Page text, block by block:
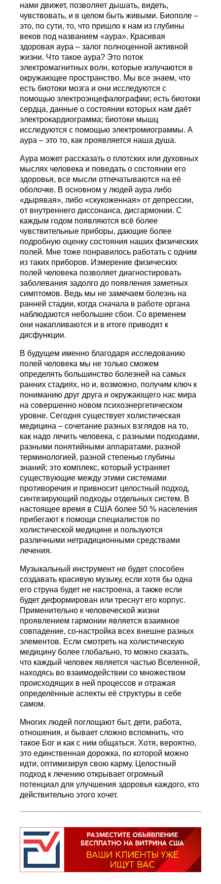
нами движет, позволяет дышать, видеть,
чувствовать, и в целом быть живыми. Биополе –
это, по сути, то, что пришло к нам из глубины
веков под названием «аура». Красивая
здоровая аура – залог полноценной активной
жизни. Что такое аура? Это поток
электромагнитных волн, которые излучаются в
окружающее пространство. Мы все знаем, что
есть биотоки мозга и они исследуются с
помощью электроэнцефалографии; есть биотоки
сердца, данные о состоянии которых нам даёт
электрокардиограмма; биотоки мышц
исследуются с помощью электромиограммы. А
аура – это то, как проявляется наша душа.
Аура может рассказать о плотских или духовных
мыслях человека и поведать о состоянии его
здоровья, все мысли отпечатываются на её
оболочке. В основном у людей аура либо
«дырявая», либо «скукоженная» от депрессии,
от внутреннего диссонанса, дисгармонии. С
каждым годом появляются всё более
чувствительные приборы, дающие более
подробную оценку состояния наших физических
полей. Мне тоже понравилось работать с одним
из таких приборов. Измерение физических
полей человека позволяет диагностировать
заболевания задолго до появления заметных
симптомов. Ведь мы не замечаем болезнь на
ранней стадии, когда сначала в работе органа
наблюдаются небольшие сбои. Со временем
они накапливаются и в итоге приводят к
дисфункции.
В будущем именно благодаря исследованию
полей человека мы не только сможем
определять большинство болезней на самых
ранних стадиях, но и, возможно, получим ключ к
пониманию друг друга и окружающего нас мира
на совершенно новом психоэнергетическом
уровне. Сегодня существует холистическая
медицина – сочетание разных взглядов на то,
как надо лечить человека, с разными подходами,
разными понятийными аппаратами, разной
терминологией, разной степенью глубины
знаний; это комплекс, который устраняет
существующие между этими системами
противоречия и привносит целостный подход,
синтезирующий подходы отдельных систем. В
настоящее время в США более 50 % населения
прибегают к помощи специалистов по
холистической медицине и пользуются
различными нетрадиционными средствами
лечения.
Музыкальный инструмент не будет способен
создавать красивую музыку, если хотя бы одна
его струна будет не настроена, а также если
будет деформирован или треснут его корпус.
Применительно к человеческой жизни
проявлением гармонии является взаимное
совпадение, со-настройка всех внешне разных
элементов. Если смотреть на холистическую
медицину более глобально, то можно сказать,
что каждый человек является частью Вселенной,
находясь во взаимодействии со множеством
происходящих в ней процессов и отражая
определённые аспекты её структуры в себе
самом.
Многих людей поглощают быт, дети, работа,
отношения, и бывает сложно вспомнить, что
такое Бог и как с ним общаться. Хотя, вероятно,
это единственная дорожка, по которой можно
идти, оптимизируя свою карму. Целостный
подход к лечению открывает огромный
потенциал для улучшения здоровья каждого, кто
действительно этого хочет.